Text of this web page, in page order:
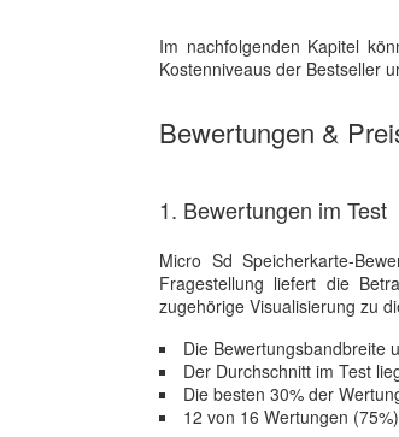
Im nachfolgenden Kapitel
Kostenniveaus der Bestseller
Bewertungen &
1. Bewertungen im Test
Micro Sd Speicherkarte-
Fragestellung liefert die
zugehörige Visualisierung zu
Die Bewertungsbandbreite
Der Durchschnitt im Test
Die besten 30% der
12 von 16 Wertungen